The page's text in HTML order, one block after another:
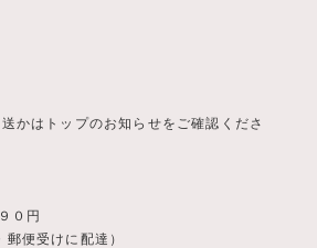
かはトップのお知らせをご確認くださ
０円
郵便受けに配達）